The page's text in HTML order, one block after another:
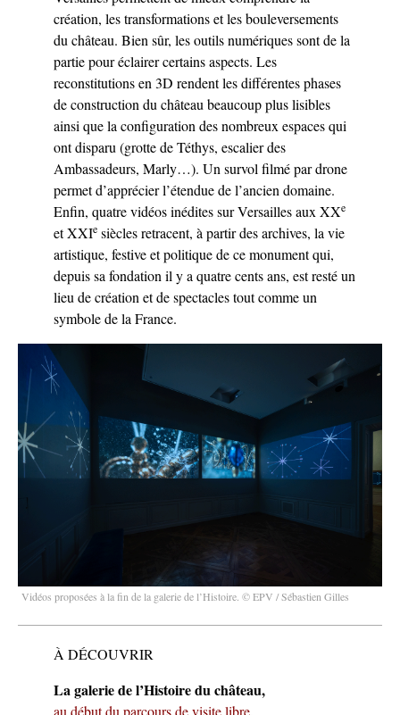
création, les transformations et les bouleversements
du château. Bien sûr, les outils numériques sont de la
partie pour éclairer certains aspects. Les
reconstitutions en 3D rendent les différentes phases
de construction du château beaucoup plus lisibles
ainsi que la configuration des nombreux espaces qui
ont disparu (grotte de Téthys, escalier des
Ambassadeurs, Marly…). Un survol filmé par drone
permet d’apprécier l’étendue de l’ancien domaine.
Enfin, quatre vidéos inédites sur Versailles aux XXe
et XXIe siècles retracent, à partir des archives, la vie
artistique, festive et politique de ce monument qui,
depuis sa fondation il y a quatre cents ans, est resté un
lieu de création et de spectacles tout comme un
symbole de la France.
Vidéos proposées à la fin de la galerie de l’Histoire. © EPV / Sébastien Gilles
À DÉCOUVRIR
La galerie de l’Histoire du château,